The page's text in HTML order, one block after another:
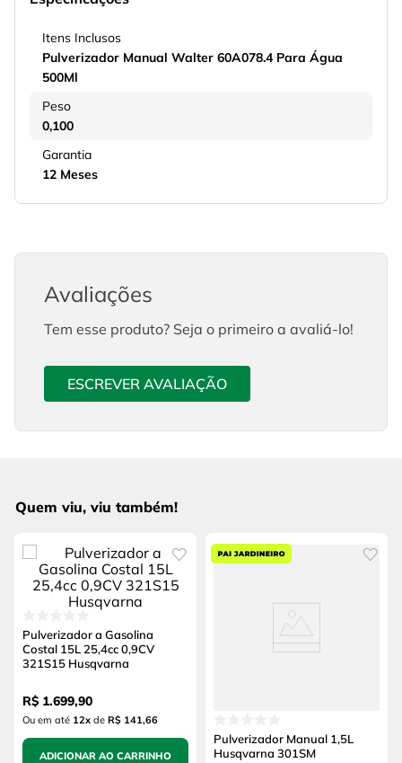
Itens Inclusos
Pulverizador Manual Walter 60A078.4 Para Água
500Ml
Peso
0,100
Garantia
12 Meses
Avaliações
Tem esse produto? Seja o primeiro a avaliá-lo!
ESCREVER AVALIAÇÃO
Quem viu, viu também!
Pulverizador a Gasolina
Costal 15L 25,4cc 0,9CV
321S15 Husqvarna
R$ 1.699,90
Ou em até 12x de R$ 141,66
ADICIONAR AO CARRINHO
Pulverizador Manual 1,5L
Husqvarna 301SM